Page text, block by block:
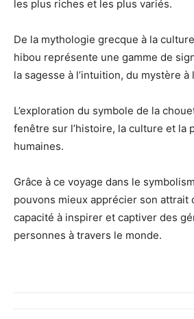
les plus riches et les plus variés.
De la mythologie grecque à la
hibou représente une gamme de
la sagesse à l’intuition, du mystère
L’exploration du symbole de la
fenêtre sur l’histoire, la culture et la
humaines.
Grâce à ce voyage dans le
pouvons mieux apprécier son attrait
capacité à inspirer et captiver des
personnes à travers le monde.